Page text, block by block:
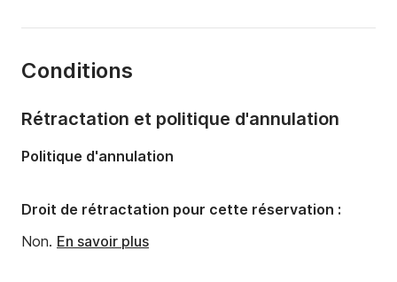
Capacité à bord:
Conditions
Rétractation et politique d'annulation
Politique d'annulation
Droit de rétractation pour cette réservation :
Non. En savoir plus